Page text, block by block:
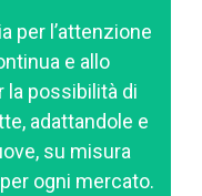
per l’attenzione
e allo
la possibilità di
adattandole e
su misura
ogni mercato.